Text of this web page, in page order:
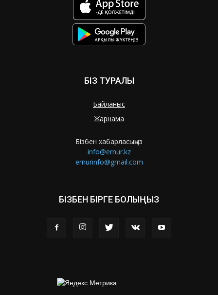
БІЗ ТУРАЛЫ
Байланыс
Жарнама
Бізбен хабарласыңыз
info@ernur.kz
ernurinfo@gmail.com
БІЗБЕН БІРГЕ БОЛЫҢЫЗ